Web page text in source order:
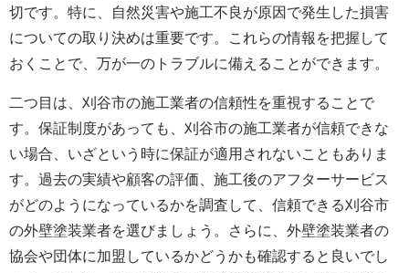
切です。特に、自然災害や施工不良が原因で発生した損害
についての取り決めは重要です。これらの情報を把握して
おくことで、万が一のトラブルに備えることができます。
二つ目は、刈谷市の施工業者の信頼性を重視することで
す。保証制度があっても、刈谷市の施工業者が信頼できな
い場合、いざという時に保証が適用されないこともありま
す。過去の実績や顧客の評価、施工後のアフターサービス
がどのようになっているかを調査して、信頼できる刈谷市
の外壁塗装業者を選びましょう。さらに、 外壁塗装業者の
協会や団体に加盟しているかどうかも確認すると良いでし